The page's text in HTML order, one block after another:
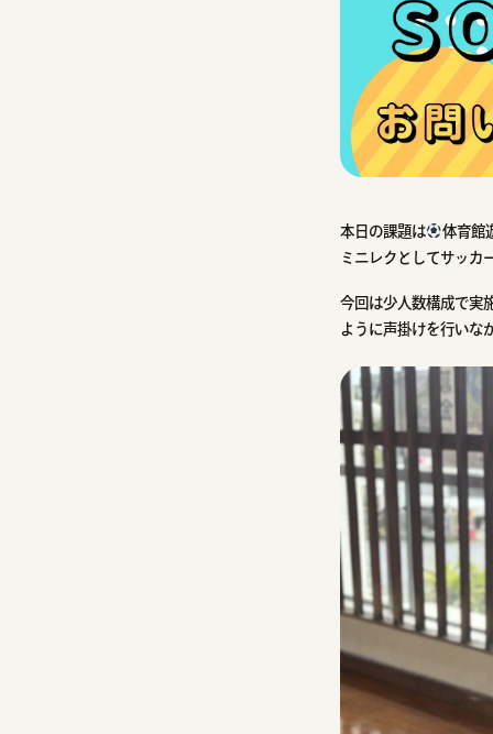
本日の課題は
体育館
ミニレクとしてサッカ
今回は少人数構成で実
ように声掛けを行いな